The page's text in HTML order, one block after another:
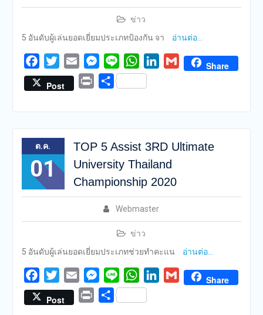
ข่าว
5 อันดับผู้เล่นยอดเยี่ยมประเภทป้องกัน จา
อ่านต่อ…
FacebookTwitterEmail Messenger
Line WhatsAppLinkedIn
Gmail Share
Post
Print Share
ต.ค.
01
TOP 5 Assist 3RD Ultimate
University Thailand
Championship 2020
Webmaster
ข่าว
5 อันดับผู้เล่นยอดเยี่ยมประเภทช่วยทำคะแน
อ่านต่อ…
FacebookTwitterEmail Messenger
Line WhatsAppLinkedIn
Gmail Share
Post
Print Share